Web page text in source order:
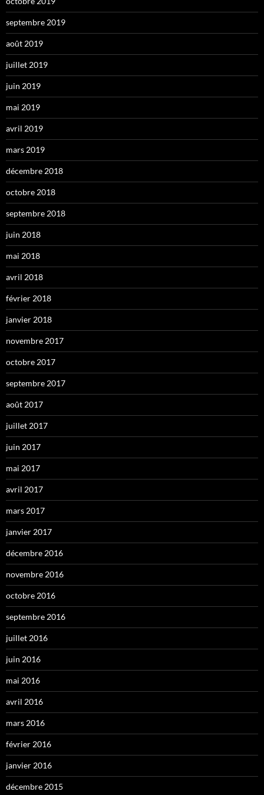
septembre 2019
août 2019
juillet 2019
juin 2019
mai 2019
avril 2019
mars 2019
décembre 2018
octobre 2018
septembre 2018
juin 2018
mai 2018
avril 2018
février 2018
janvier 2018
novembre 2017
octobre 2017
septembre 2017
août 2017
juillet 2017
juin 2017
mai 2017
avril 2017
mars 2017
janvier 2017
décembre 2016
novembre 2016
octobre 2016
septembre 2016
juillet 2016
juin 2016
mai 2016
avril 2016
mars 2016
février 2016
janvier 2016
décembre 2015